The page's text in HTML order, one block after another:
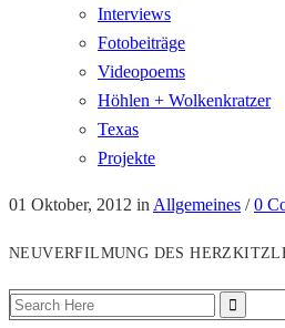
Interviews
Fotobeiträge
Videopoems
Höhlen + Wolkenkratzer
Texas
Projekte
01 Oktober, 2012 in Allgemeines /0
NEUVERFILMUNG DES